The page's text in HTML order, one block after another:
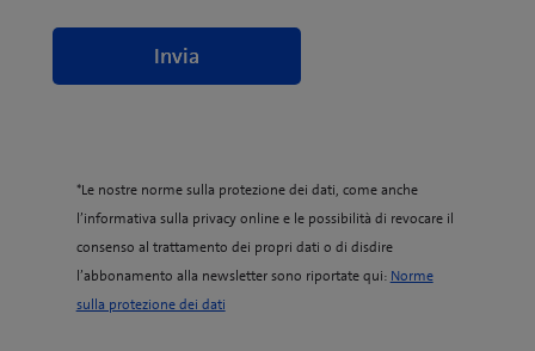
*Le nostre norme sulla protezione dei dati, come anche
l’informativa sulla privacy online e le possibilità di revocare il
consenso al trattamento dei propri dati o di disdire
l’abbonamento alla newsletter sono riportate qui: Norme
sulla protezione dei dati(